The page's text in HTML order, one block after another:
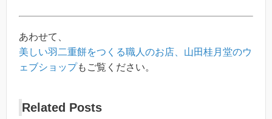
あわせて、
美しい羽二重餅をつくる職人のお店、山田桂月堂のウ
ェブショップもご覧ください。
Related Posts